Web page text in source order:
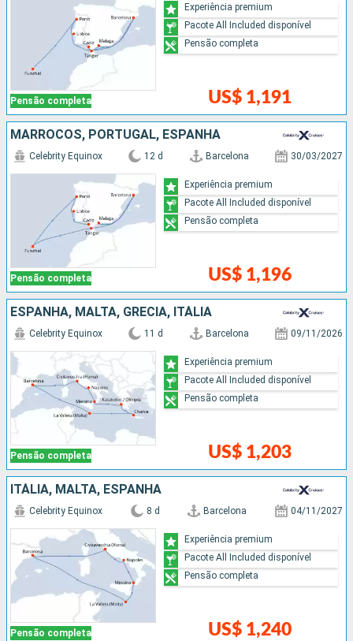
Pensão completa US$ 1,191
Experiência premium
Pacote All Included disponível
Pensão completa
MARROCOS, PORTUGAL, ESPANHA
Pensão completa
Celebrity Equinox 12 d Barcelona 30/03/2027
US$ 1,196
Experiência premium
Pacote All Included disponível
Pensão completa
ESPANHA, MALTA, GRÉCIA, ITÁLIA
Pensão completa
Celebrity Equinox 11 d Barcelona 09/11/2026
US$ 1,203
Experiência premium
Pacote All Included disponível
Pensão completa
ITÁLIA, MALTA, ESPANHA
Pensão completa
Celebrity Equinox 8 d Barcelona 04/11/2027
US$ 1,240
Experiência premium
Pacote All Included disponível
Pensão completa